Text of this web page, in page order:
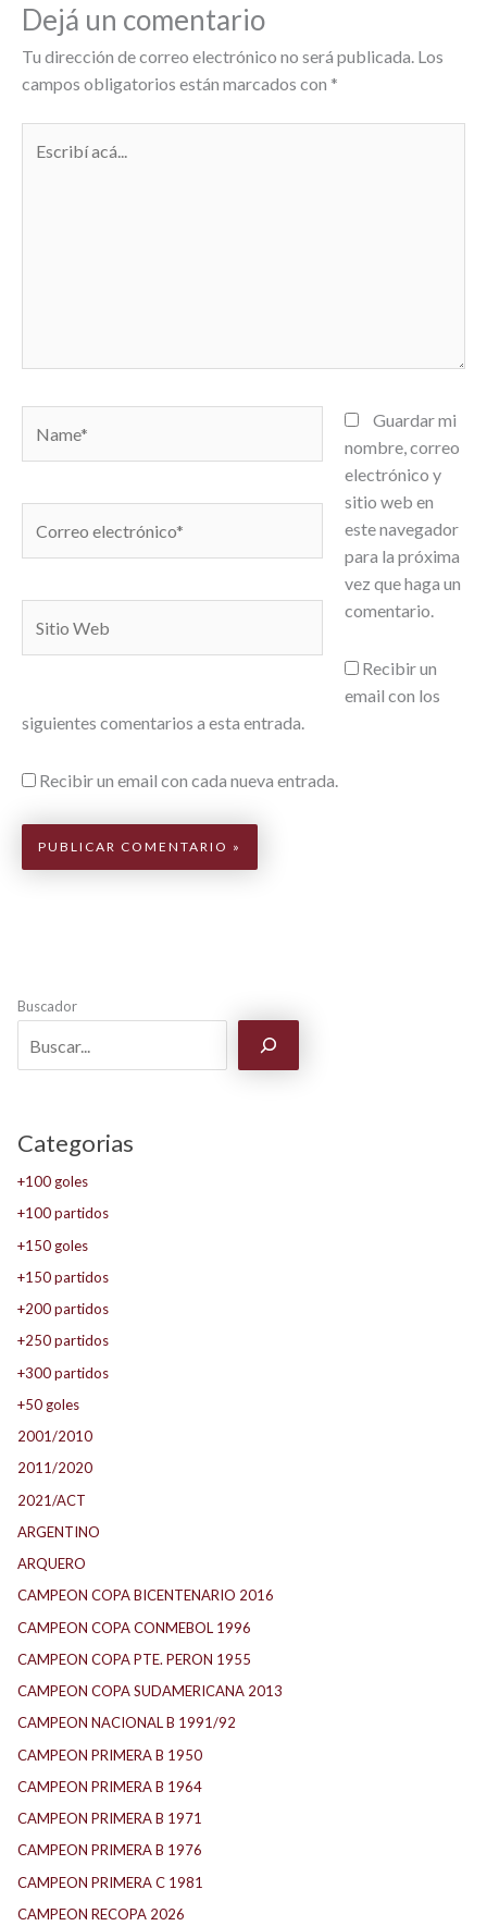
Dejá un comentario
Tu dirección de correo electrónico no será publicada. Los
campos obligatorios están marcados con *
acá...
electrónico*
Web
Guardar mi
nombre, correo
electrónico y
sitio web en
este navegador
para la próxima
vez que haga un
comentario.
Recibir un
email con los
siguientes comentarios a esta entrada.
Recibir un email con cada nueva entrada.
Buscador
Categorias
+100 goles
+100 partidos
+150 goles
+150 partidos
+200 partidos
+250 partidos
+300 partidos
+50 goles
2001/2010
2011/2020
2021/ACT
ARGENTINO
ARQUERO
CAMPEON COPA BICENTENARIO 2016
CAMPEON COPA CONMEBOL 1996
CAMPEON COPA PTE. PERON 1955
CAMPEON COPA SUDAMERICANA 2013
CAMPEON NACIONAL B 1991/92
CAMPEON PRIMERA B 1950
CAMPEON PRIMERA B 1964
CAMPEON PRIMERA B 1971
CAMPEON PRIMERA B 1976
CAMPEON PRIMERA C 1981
CAMPEON RECOPA 2026